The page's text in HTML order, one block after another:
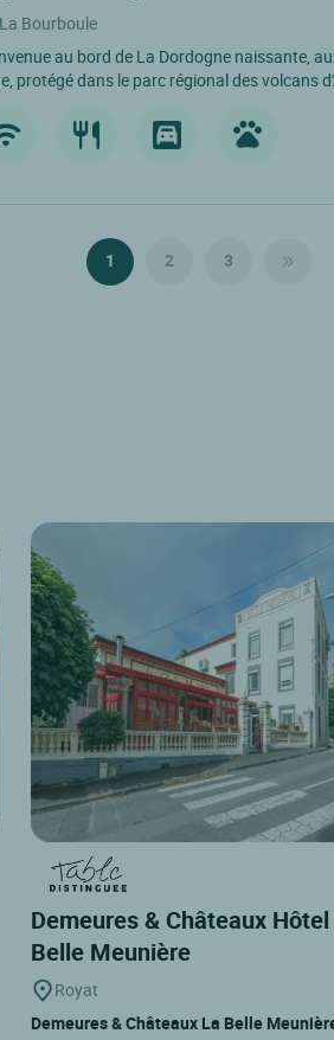
La Bourboule
au bord de La Dordogne naissante,
protégé dans le parc régional des volcans
1 2 3
Demeures & Châteaux Hôtel
Belle Meunière
Royat
Demeures & Châteaux La Belle